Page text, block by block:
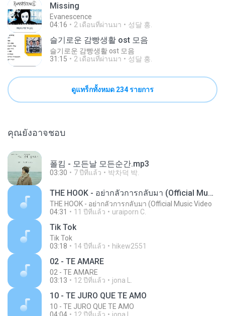
Missing
Evanescence
04:16
2 เดือนที่ผ่านมา 성달 홍.
슬기로운 감빵생활 ost 모음
슬기로운 감빵생활 ost 모음
31:15
2 เดือนที่ผ่านมา 성달 홍.
ดูแทร็กทั้งหมด 234 รายการ
คุณยังอาจชอบ
폴킴 - 모든날 모든순간.mp3
03:30 7 ปีที่แล้ว 박차덕 박.
THE HOOK - อย่ากลัวการกลับมา (Official Music Video
THE HOOK - อย่ากลัวการกลับมา (Official Music Video
04:31
11 ปีที่แล้ว uraiporn C.
Tik Tok
Tik Tok
03:18
14 ปีที่แล้ว hikew2551
02 - TE AMARE
02 - TE AMARE
03:13
12 ปีที่แล้ว jona L.
10 - TE JURO QUE TE AMO
10 - TE JURO QUE TE AMO